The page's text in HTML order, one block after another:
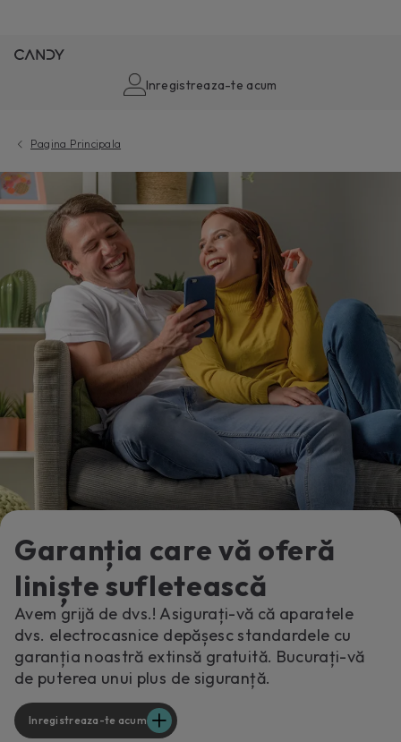
Inregistreaza-te acum
Pagina Principala
Garanția care vă oferă
liniște sufletească
Avem grijă de dvs.! Asigurați-vă că aparatele
dvs. electrocasnice depășesc standardele cu
garanția noastră extinsă gratuită. Bucurați-vă
de puterea unui plus de siguranță.
Inregistreaza-te acum